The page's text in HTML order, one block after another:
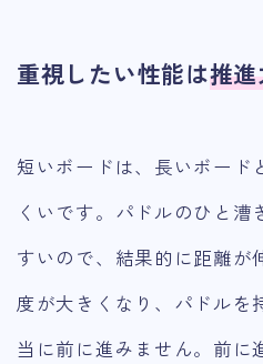
重視したい性能は推
短いボードは、長いボード
くいです。パドルのひと漕
すいので、結果的に距離が
度が大きくなり、パドルを
当に前に進みません。前に